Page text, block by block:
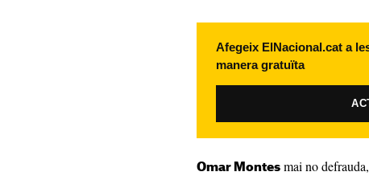
Afegeix ElNacional.cat a
manera gratuïta
Omar Montes mai no